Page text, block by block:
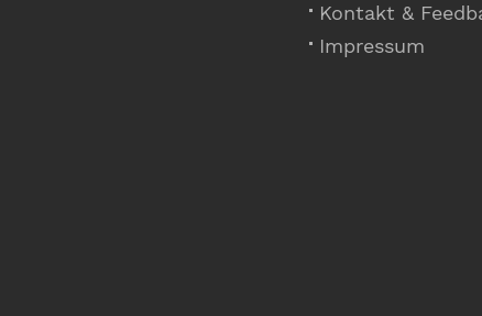
Kontakt &
Impressum